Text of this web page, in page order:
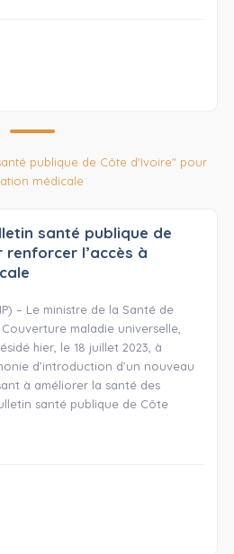
santé publique de
renforcer l’accès à
– Le ministre de la Santé de
maladie universelle,
hier, le 18 juillet 2023, à
d’introduction d’un nouveau
à améliorer la santé des
santé publique de Côte